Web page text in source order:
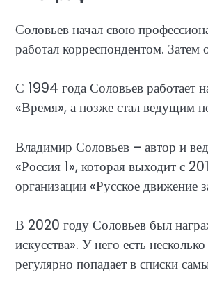
Соловьев начал свою
работал корреспондентом. Затем
С 1994 года Соловьев работает
«Время», а позже стал ведущим
Владимир Соловьев – автор и
«Россия 1», которая выходит с
организации «Русское движение
В 2020 году Соловьев был
искусства». У него есть
регулярно попадает в списки